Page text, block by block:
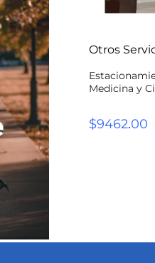
Otros
Medicina y
$9462.00